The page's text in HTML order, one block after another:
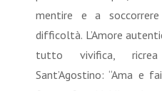
mentire e a
difficoltà. L’Amore
tutto vivifica,
Sant’Agostino: “Ama e